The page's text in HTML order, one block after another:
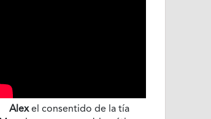
Alexel consentido de la tía